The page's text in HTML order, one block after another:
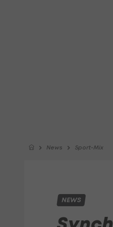
News Sport-Mix
NEWS